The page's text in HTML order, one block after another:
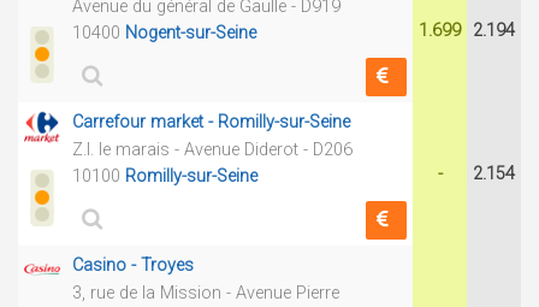
Avenue du général de Gaulle - D919
10400 Nogent-sur-Seine 1.699 2.194
Carrefour market - Romilly-sur-Seine
Z.I. le marais - Avenue Diderot - D206
10100 Romilly-sur-Seine - 2.154
Casino - Troyes
3, rue de la Mission - Avenue Pierre